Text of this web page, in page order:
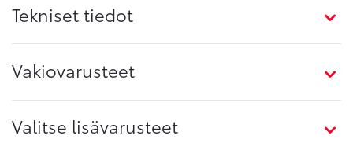
Tekniset tiedot
Vakiovarusteet
Valitse lisävarusteet